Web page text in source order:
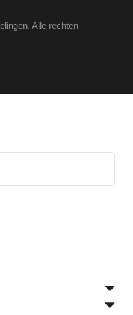
Alle rechten